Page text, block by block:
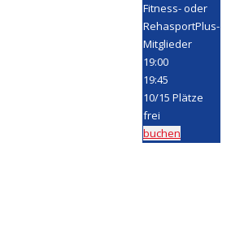
Fitness- oder
RehasportPlus-
Mitglieder
19:00
19:45
10/15 Plätze
frei
buchen